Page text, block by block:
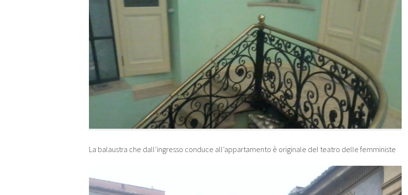
La balaustra che dall’ingresso conduce all’appartamento è originale del teatro delle femministe